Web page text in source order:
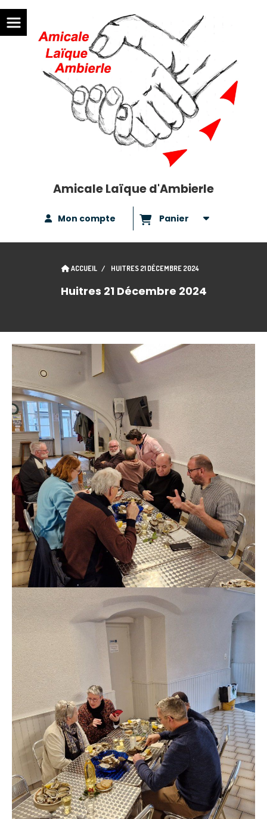
Amicale Laïque d'Ambierle
Mon compte Panier
ACCUEIL HUITRES 21 DÉCEMBRE 2024
Huitres 21 Décembre 2024